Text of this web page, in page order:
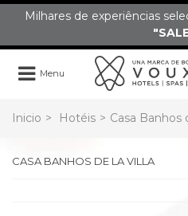
Milhares de experiências
Menu
Inicio > Hotéis > Casa Banhos
CASA BANHOS DE LA VILLA